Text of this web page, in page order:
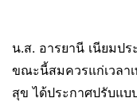
น.ส. อารยานี เนียมป
ขณะนี้สมควรแก่เวลา
สุข ได้ประกาศปรับแบ